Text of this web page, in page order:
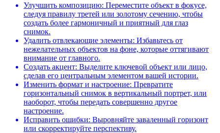
Улучшить композицию: Переместите объект в фокусе,
следуя правилу третей или золотому сечению, чтобы
создать более гармоничный и приятный для глаз
снимок.
Удалить отвлекающие элементы: Избавьтесь от
нежелательных объектов на фоне, которые оттягивают
внимание от главного.
Создать акцент: Выделите ключевой объект или лицо,
сделав его центральным элементом вашей истории.
Изменить формат и настроение: Превратите
горизонтальный снимок в вертикальный портрет, или
наоборот, чтобы передать совершенно другое
настроение.
Исправить ошибки: Выровняйте заваленный горизонт
или скорректируйте перспективу.